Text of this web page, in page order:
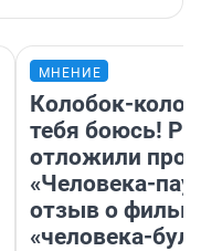
МНЕНИЕ
Колобок-
тебя боюсь!
отложили
«Человека-
отзыв о
«человека-